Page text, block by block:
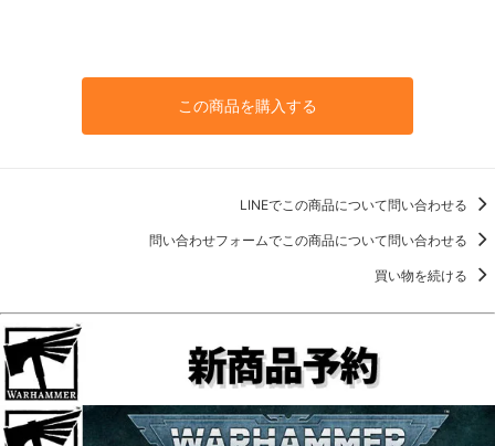
この商品を購入する
LINEでこの商品について問い合わせる
問い合わせフォームでこの商品について問い合わせる
買い物を続ける